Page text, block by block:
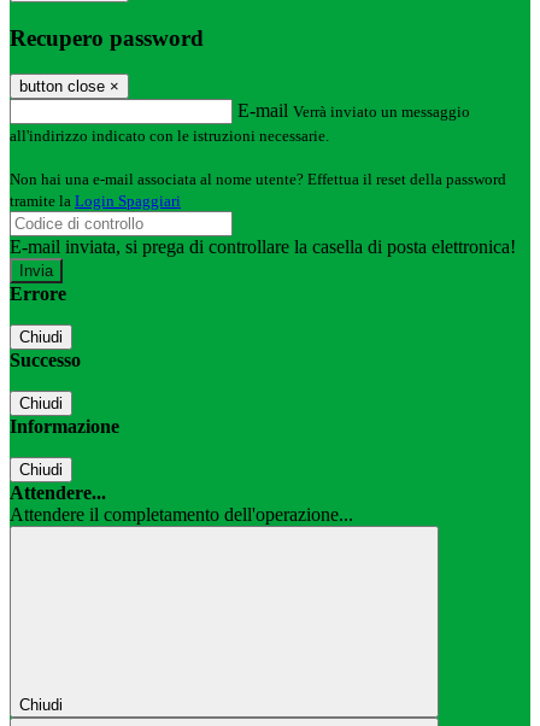
Recupero password
button close ×
E-mail Verrà inviato un messaggio
all'indirizzo indicato con le istruzioni necessarie.
Non hai una e-mail associata al nome utente? Effettua il reset della password
tramite la Login Spaggiari
E-mail inviata, si prega di controllare la casella di posta elettronica!
Errore
Chiudi
Successo
Chiudi
Informazione
Chiudi
Attendere...
Attendere il completamento dell'operazione...
Chiudi